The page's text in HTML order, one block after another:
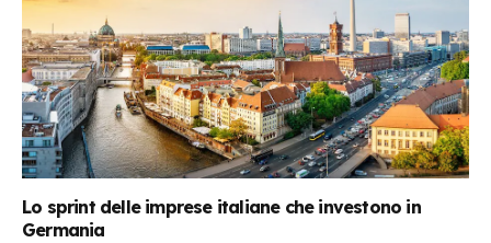
Lo sprint delle imprese italiane che investono in
Germania